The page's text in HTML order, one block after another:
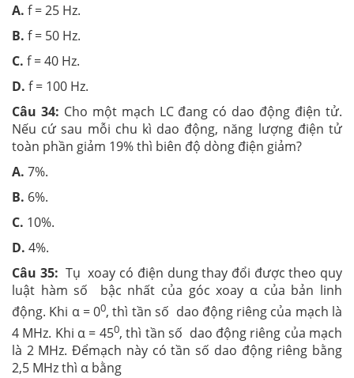
A. f = 25 Hz.
B. f = 50 Hz.
C. f = 40 Hz.
D. f = 100 Hz.
Câu 34: Cho một mạch LC đang có dao động điện tử.
Nếu cứ sau mỗi chu kì dao động, năng lượng điện tử
toàn phần giảm 19% thì biên độ dòng điện giảm?
A. 7%.
B. 6%.
C. 10%.
D. 4%.
Câu 35: Tụ xoay có điện dung thay đổi được theo quy
luật hàm số bậc nhất của góc xoay α của bản linh
động. Khi α = 00, thì tần số dao động riêng của mạch là
4 MHz. Khi α = 450, thì tần số dao động riêng của mạch
là 2 MHz. Đểmạch này có tần số dao động riêng bằng
2,5 MHz thì α bằng